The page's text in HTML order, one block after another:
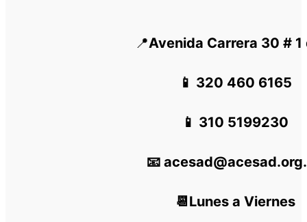
📍Avenida Carrera 30 # 1
📱 320 460 6165
📱 310 5199230
📧
📆Lunes a Viernes